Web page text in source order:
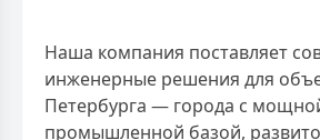
Наша компания поставляет
инженерные решения для
Петербурга — города с
промышленной базой,